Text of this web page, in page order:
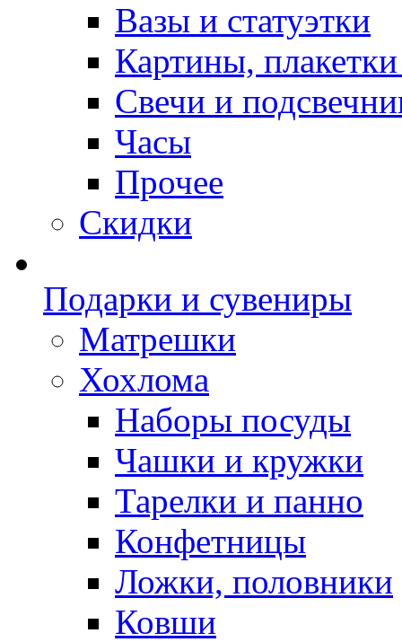
Вазы и статуэтки
Картины,
Свечи и
Часы
Прочее
Скидки
Подарки и сувениры
Матрешки
Хохлома
Наборы посуды
Чашки и кружки
Тарелки и панно
Конфетницы
Ложки, половники
Ковши